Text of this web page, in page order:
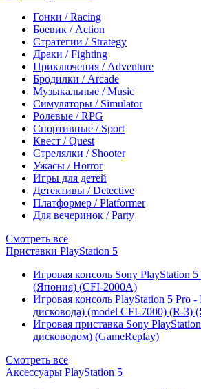
Гонки / Racing
Боевик / Action
Стратегии / Strategy
Драки / Fighting
Приключения / Adventure
Бродилки / Arcade
Музыкальные / Music
Симуляторы / Simulator
Ролевые / RPG
Спортивные / Sport
Квест / Quest
Стрелялки / Shooter
Ужасы / Horror
Игры для детей
Детективы / Detective
Платформер / Platformer
Для вечеринок / Party
Смотреть все
Приставки PlayStation 5
Игровая консоль Sony PlayStation
(Япония) (CFI-2000A)
Игровая консоль PlayStation 5 Pro
дисковода) (model CFI-7000) (R-3)
Игровая приставка Sony
дисководом) (GameReplay)
Смотреть все
Аксессуары PlayStation 5